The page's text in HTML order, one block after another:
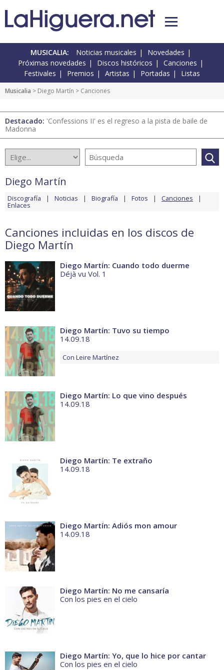
MUSICALIA: Noticias musicales
Novedades
Próximas novedades
Discos históricos
Canciones
Festivales
Premios Artistas Portadas Listas
Musicalia > Diego Martín > Canciones
Destacado: 'Confessions II' es el regreso a la pista de baile de
Madonna
Diego Martín
Discografía Noticias Biografía Fotos Canciones
Enlaces
Canciones incluidas en los discos de
Diego Martín
Diego Martín: Cuando todo duerme
Déjà vu Vol. 1
Diego Martín: Tuvo su tiempo
14.09.18
Con Leire Martínez
Diego Martín: Lo que vino después
14.09.18
Diego Martín: Te extraño
14.09.18
Diego Martín: Adiós mon amour
14.09.18
Diego Martín: No me cansaría
Con los pies en el cielo
Diego Martín: Yo, que lo hice por cantar
Con los pies en el cielo